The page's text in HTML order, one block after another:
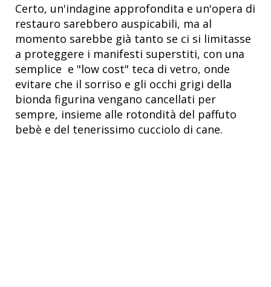
Certo, un'indagine approfondita e un'opera di
restauro sarebbero auspicabili, ma al
momento sarebbe già tanto se ci si limitasse
a proteggere i manifesti superstiti, con una
semplice e "low cost" teca di vetro, onde
evitare che il sorriso e gli occhi grigi della
bionda figurina vengano cancellati per
sempre, insieme alle rotondità del paffuto
bebè e del tenerissimo cucciolo di cane.